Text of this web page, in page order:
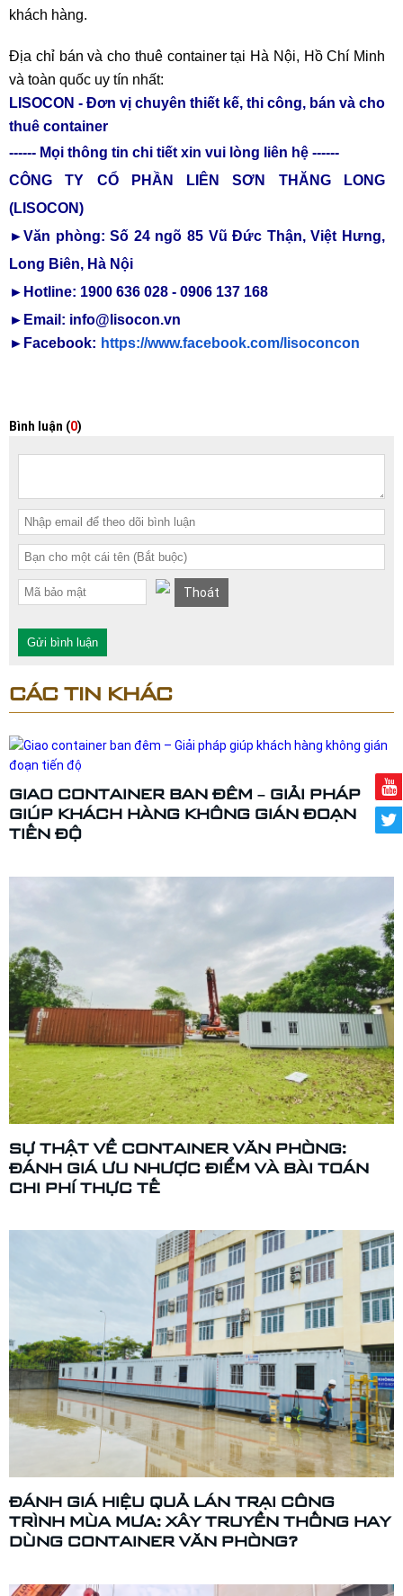
khách hàng.
Địa chỉ bán và cho thuê container tại Hà Nội, Hồ Chí Minh
và toàn quốc uy tín nhất:
LISOCON - Đơn vị chuyên thiết kế, thi công, bán và cho
thuê container
------ Mọi thông tin chi tiết xin vui lòng liên hệ ------
CÔNG TY CỔ PHẦN LIÊN SƠN THĂNG LONG
(LISOCON)
►Văn phòng: Số 24 ngõ 85 Vũ Đức Thận, Việt Hưng,
Long Biên, Hà Nội
►Hotline: 1900 636 028 - 0906 137 168
►Email: info@lisocon.vn
►Facebook: https://www.facebook.com/lisoconcon
Bình luận (0)
Thoát
Gửi bình luận
CÁC TIN KHÁC
GIAO CONTAINER BAN ĐÊM – GIẢI PHÁP
GIÚP KHÁCH HÀNG KHÔNG GIÁN ĐOẠN
TIẾN ĐỘ
SỰ THẬT VỀ CONTAINER VĂN PHÒNG:
ĐÁNH GIÁ ƯU NHƯỢC ĐIỂM VÀ BÀI TOÁN
CHI PHÍ THỰC TẾ
ĐÁNH GIÁ HIỆU QUẢ LÁN TRẠI CÔNG
TRÌNH MÙA MƯA: XÂY TRUYỀN THỐNG HAY
DÙNG CONTAINER VĂN PHÒNG?